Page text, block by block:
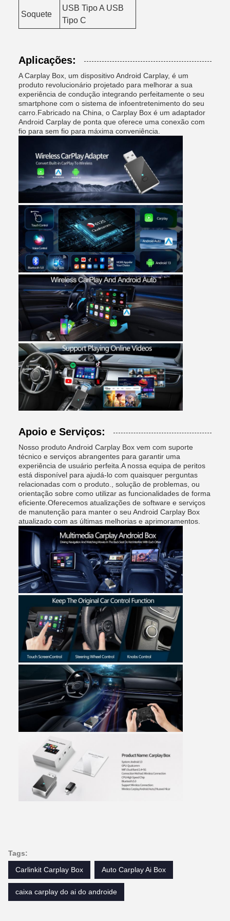
Soquete
USB Tipo A USB
Tipo C
Aplicações:
A Carplay Box, um dispositivo Android Carplay, é um
produto revolucionário projetado para melhorar a sua
experiência de condução integrando perfeitamente o seu
smartphone com o sistema de infoentretenimento do seu
carro.Fabricado na China, o Carplay Box é um adaptador
Android Carplay de ponta que oferece uma conexão com
fio para sem fio para máxima conveniência.
Apoio e Serviços:
Nosso produto Android Carplay Box vem com suporte
técnico e serviços abrangentes para garantir uma
experiência de usuário perfeita.A nossa equipa de peritos
está disponível para ajudá-lo com quaisquer perguntas
relacionadas com o produto., solução de problemas, ou
orientação sobre como utilizar as funcionalidades de forma
eficiente.Oferecemos atualizações de software e serviços
de manutenção para manter o seu Android Carplay Box
atualizado com as últimas melhorias e aprimoramentos.
Tags:
Carlinkit Carplay Box
Auto Carplay Ai Box
caixa carplay do ai do androide